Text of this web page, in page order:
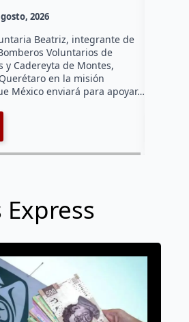
2026
Beatriz, integrante de
Voluntarios de
y Cadereyta de Montes,
en la misión
México enviará para apoyar…